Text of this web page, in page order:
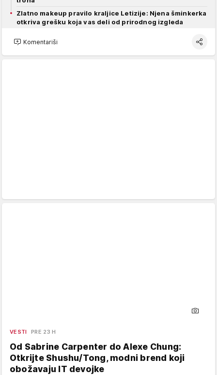
Zlatno makeup pravilo kraljice Letizije: Njena šminkerka
otkriva grešku koja vas deli od prirodnog izgleda
Komentariši
VESTI PRE 23 H
Od Sabrine Carpenter do Alexe Chung:
Otkrijte Shushu/Tong, modni brend koji
obožavaju IT devojke